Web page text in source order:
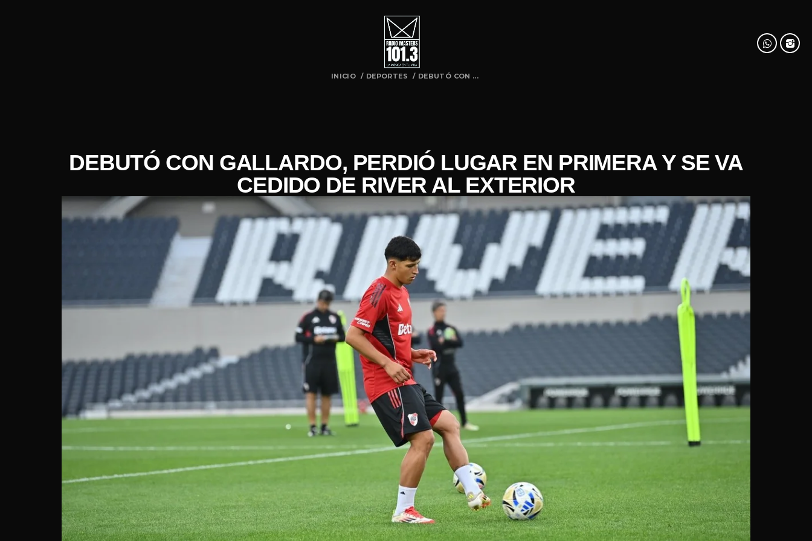
INICIO / DEPORTES / DEBUTÓ CON ...
DEBUTÓ CON GALLARDO, PERDIÓ LUGAR EN PRIMERA Y SE VA
CEDIDO DE RIVER AL EXTERIOR